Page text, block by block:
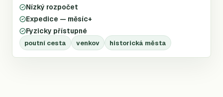
Nízký rozpočet
Expedice — měsíc+
Fyzicky přístupné
poutní cesta venkov historická města